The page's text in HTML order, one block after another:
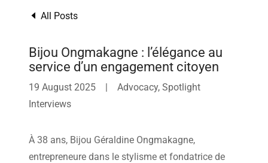
All Posts
Bijou Ongmakagne : l’élégance au
service d’un engagement citoyen
19 August 2025 |
Advocacy, Spotlight
Interviews
À 38 ans, Bijou Géraldine Ongmakagne,
entrepreneure dans le stylisme et fondatrice de